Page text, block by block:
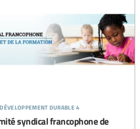
durable 4
syndical francophone de